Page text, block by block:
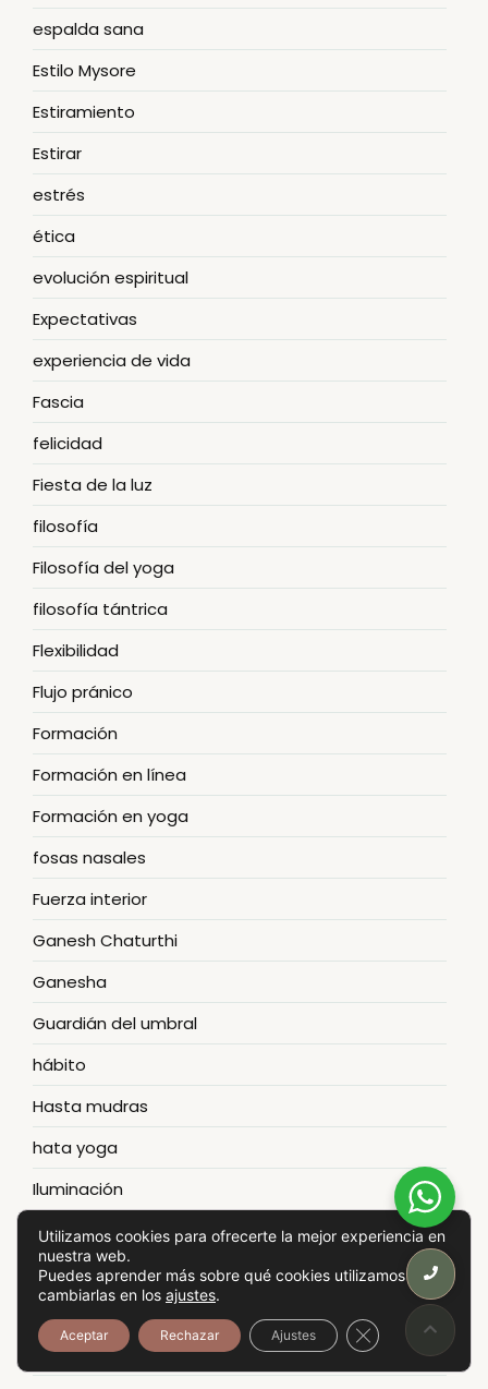
espalda sana
Estilo Mysore
Estiramiento
Estirar
estrés
ética
evolución espiritual
Expectativas
experiencia de vida
Fascia
felicidad
Fiesta de la luz
filosofía
Filosofía del yoga
filosofía tántrica
Flexibilidad
Flujo pránico
Formación
Formación en línea
Formación en yoga
fosas nasales
Fuerza interior
Ganesh Chaturthi
Ganesha
Guardián del umbral
hábito
Hasta mudras
hata yoga
Iluminación
incomodidad
inconsciente colectivo
Instructor de yoga
Utilizamos cookies para ofrecerte la mejor experiencia en
nuestra web.
Puedes aprender más sobre qué cookies utilizamos o
cambiarlas en los ajustes.
Aceptar Rechazar Ajustes Cerrar el banner